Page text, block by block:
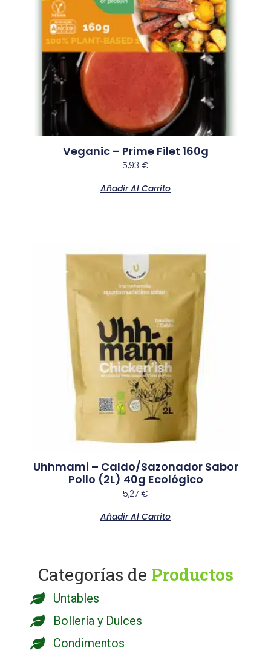
Veganic – Prime Filet 160g
5,93 €
Añadir Al Carrito
Uhhmami – Caldo/Sazonador Sabor
Pollo (2L) 40g Ecológico
5,27 €
Añadir Al Carrito
Categorías de Productos
Untables
Bollería y Dulces
Condimentos